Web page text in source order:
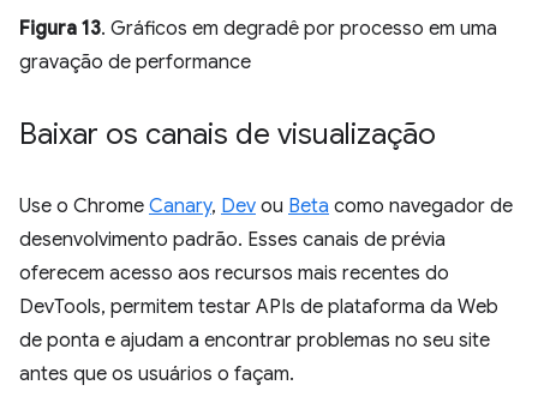
Figura 13. Gráficos em degradê por processo em uma
gravação de performance
Baixar os canais de visualização
Use o Chrome Canary, Dev ou Beta como navegador de
desenvolvimento padrão. Esses canais de prévia
oferecem acesso aos recursos mais recentes do
DevTools, permitem testar APIs de plataforma da Web
de ponta e ajudam a encontrar problemas no seu site
antes que os usuários o façam.